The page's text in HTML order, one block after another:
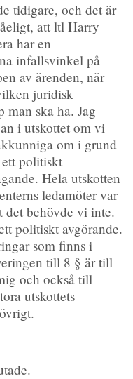
tidigare, och det är
att ltl Harry
har en
infallsvinkel på
av ärenden, när
juridisk
man ska ha. Jag
i utskottet om vi
om i grund
politiskt
Hela utskotten
ledamöter var
det behövde vi inte.
politiskt avgörande.
som finns i
till 8 § är till
och också till
utskottets